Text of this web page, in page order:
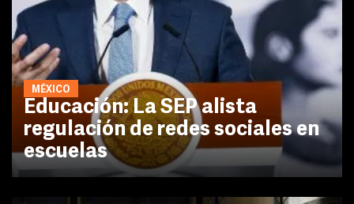
MÉXICO
Educación: La SEP alista
regulación de redes sociales en
escuelas